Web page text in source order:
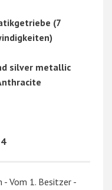
(7
silver metallic
Vom 1. Besitzer -